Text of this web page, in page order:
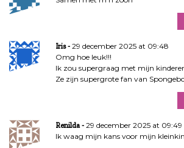
Iris
29 december 2025 at 09:48
Omg hoe leuk!!!
Ik zou supergraag met mijn
Ze zijn supergrote fan van
Renilda
29 december 2025 at 09:49
Ik waag mijn kans voor mijn